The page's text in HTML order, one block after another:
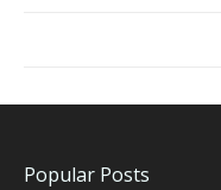
Popular Posts